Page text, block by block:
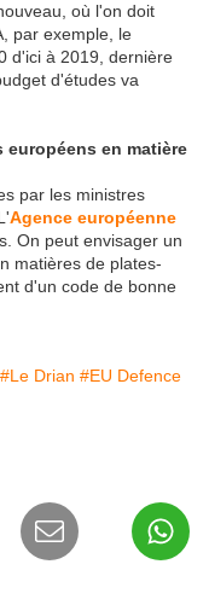
où l'on doit
par exemple, le
d'ici à 2019, dernière
d'études va
en matière
par les ministres
Agence européenne
On peut envisager un
matières de plates-
d'un code de bonne
#Le Drian #EU Defence